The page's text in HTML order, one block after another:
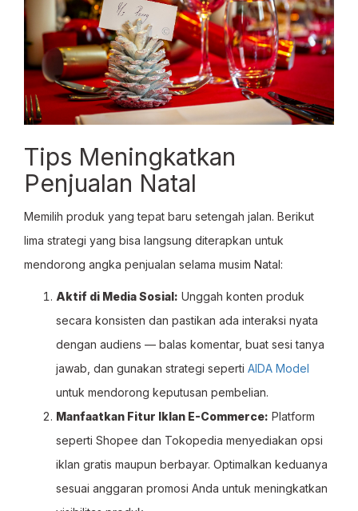
Tips Meningkatkan
Penjualan Natal
Memilih produk yang tepat baru setengah jalan. Berikut
lima strategi yang bisa langsung diterapkan untuk
mendorong angka penjualan selama musim Natal:
Aktif di Media Sosial: Unggah konten produk
secara konsisten dan pastikan ada interaksi nyata
dengan audiens — balas komentar, buat sesi tanya
jawab, dan gunakan strategi seperti AIDA Model
untuk mendorong keputusan pembelian.
Manfaatkan Fitur Iklan E-Commerce: Platform
seperti Shopee dan Tokopedia menyediakan opsi
iklan gratis maupun berbayar. Optimalkan keduanya
sesuai anggaran promosi Anda untuk meningkatkan